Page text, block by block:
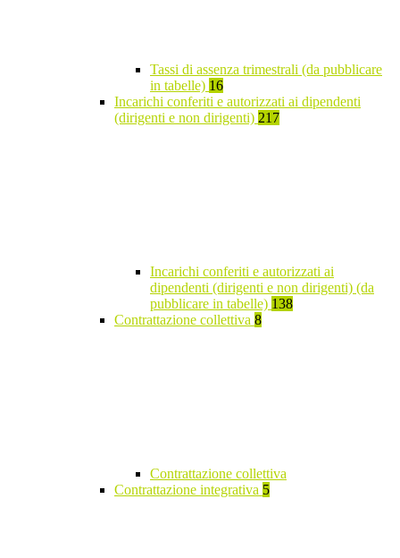
Tassi di assenza trimestrali (da pubblicare
in tabelle) 16
Incarichi conferiti e autorizzati ai dipendenti
(dirigenti e non dirigenti) 217
Incarichi conferiti e autorizzati ai
dipendenti (dirigenti e non dirigenti) (da
pubblicare in tabelle) 138
Contrattazione collettiva 8
Contrattazione collettiva
Contrattazione integrativa 5